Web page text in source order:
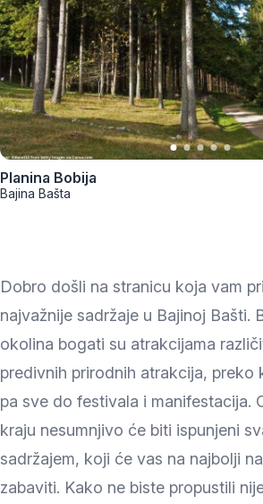
Planina Bobija
Bajina Bašta
Dobro došli na stranicu koja vam
najvažnije sadržaje u Bajinoj Bašti.
okolina bogati su atrakcijama
predivnih prirodnih atrakcija, preko
pa sve do festivala i manifestacija.
kraju nesumnjivo će biti ispunjeni
sadržajem, koji će vas na najbolji
zabaviti. Kako ne biste propustili